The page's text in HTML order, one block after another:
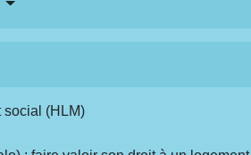
social (HLM)